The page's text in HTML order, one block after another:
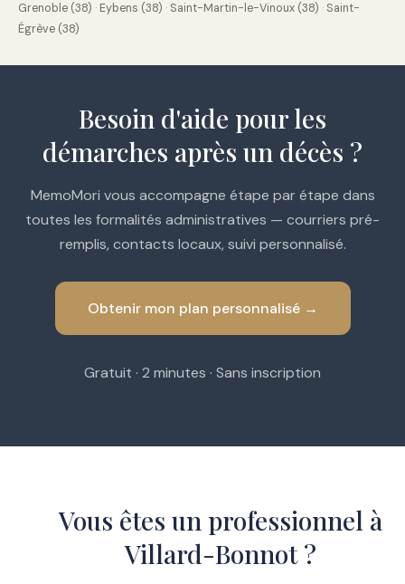
Grenoble (38) · Eybens (38) · Saint-Martin-le-Vinoux (38) · Saint-
Égrève (38)
Besoin d'aide pour les
démarches après un décès ?
MemoMori vous accompagne étape par étape dans
toutes les formalités administratives — courriers pré-
remplis, contacts locaux, suivi personnalisé.
Obtenir mon plan personnalisé →
Gratuit · 2 minutes · Sans inscription
Vous êtes un professionnel à
Villard-Bonnot ?